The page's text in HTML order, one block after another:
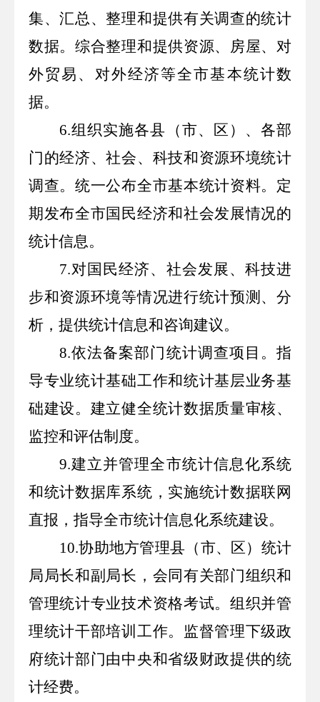
集、汇总、整理和提供有关调查的统计
数据。综合整理和提供资源、房屋、对
外贸易、对外经济等全市基本统计数
据。
6.组织实施各县（市、区）、各部
门的经济、社会、科技和资源环境统计
调查。统一公布全市基本统计资料。定
期发布全市国民经济和社会发展情况的
统计信息。
7.对国民经济、社会发展、科技进
步和资源环境等情况进行统计预测、分
析，提供统计信息和咨询建议。
8.依法备案部门统计调查项目。指
导专业统计基础工作和统计基层业务基
础建设。建立健全统计数据质量审核、
监控和评估制度。
9.建立并管理全市统计信息化系统
和统计数据库系统，实施统计数据联网
直报，指导全市统计信息化系统建设。
10.协助地方管理县（市、区）统计
局局长和副局长，会同有关部门组织和
管理统计专业技术资格考试。组织并管
理统计干部培训工作。监督管理下级政
府统计部门由中央和省级财政提供的统
计经费。